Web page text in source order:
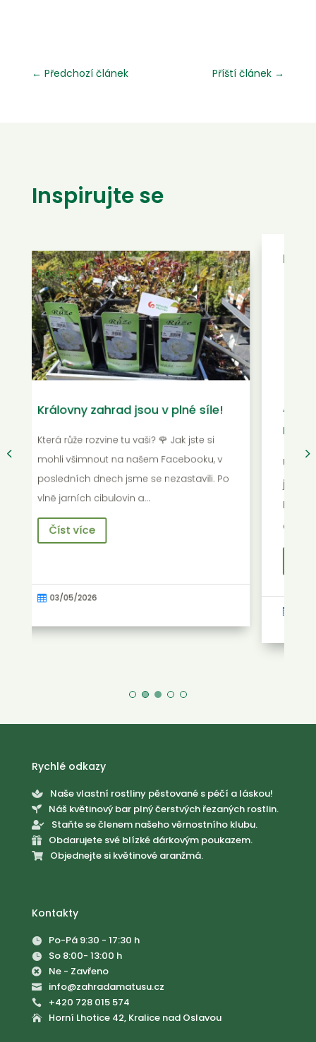
← Předchozí článek Příští článek →
Inspirujte se
Rostliny
A je to tady! Barvy, které vám
U nás v zahradnictví to teď vypadá spíš
jako v malířské paletě než ve skleníku.
Podle fotek, co jsme vám naposledy
dávali na sítě, jste už asi…
Rychlé odkazy
 Naše vlastní rostliny pěstované s péčí a láskou!
 Náš květinový bar plný čerstvých řezaných rostlin.
 Staňte se členem našeho věrnostního klubu.
 Obdarujete své blízké dárkovým poukazem.
 Objednejte si květinové aranžmá.
Kontakty
 Po-Pá 9:30 - 17:30 h
 So 8:00- 13:00 h
 Ne - Zavřeno
 info@zahradamatusu.cz
 +420 728 015 574
 Horní Lhotice 42, Kralice nad Oslavou